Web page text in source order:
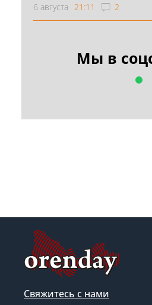
6 августа 21:11 2
Мы в
Свяжитесь с нами